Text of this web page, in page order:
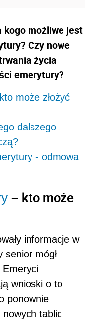
kogo możliwe jest
Czy nowe
życia
emerytury?
może złożyć
dalszego
- odmowa
– kto może
informacje w
senior mógł
Emeryci
wnioski o to
ponownie
nowych tablic